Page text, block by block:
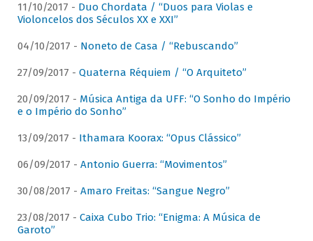
11/10/2017 - Duo Chordata / “Duos para Violas e
Violoncelos dos Séculos XX e XXI”
04/10/2017 - Noneto de Casa / “Rebuscando”
27/09/2017 - Quaterna Réquiem / “O Arquiteto”
20/09/2017 - Música Antiga da UFF: “O Sonho do Império
e o Império do Sonho”
13/09/2017 - Ithamara Koorax: “Opus Clássico”
06/09/2017 - Antonio Guerra: “Movimentos”
30/08/2017 - Amaro Freitas: “Sangue Negro”
23/08/2017 - Caixa Cubo Trio: “Enigma: A Música de
Garoto”